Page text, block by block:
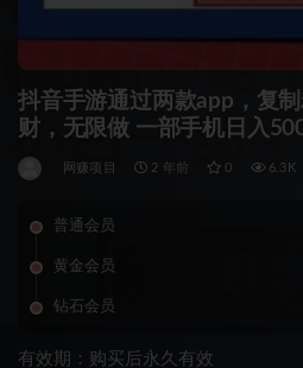
抖音手游通过两款app，复
财，无限做 一部手机日入
网赚项目 2 年前 0 6.3K
普通会员
黄金会员
钻石会员
有效期：购买后永久有效